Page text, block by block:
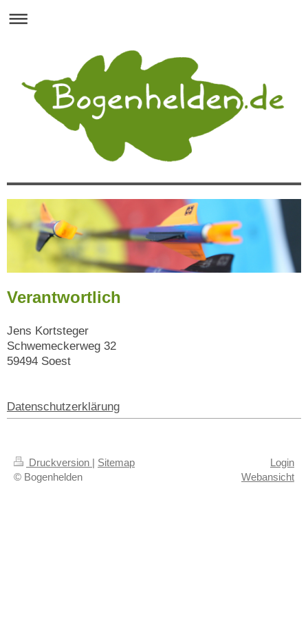
Verantwortlich
Jens Kortsteger
Schwemeckerweg 32
59494 Soest
Datenschutzerklärung
Druckversion
Sitemap
© Bogenhelden
Login
Webansicht